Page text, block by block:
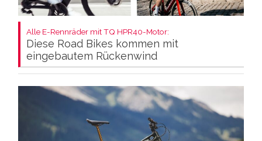
Alle E-Rennräder mit TQ HPR40-Motor:
Diese Road Bikes kommen mit
eingebautem Rückenwind